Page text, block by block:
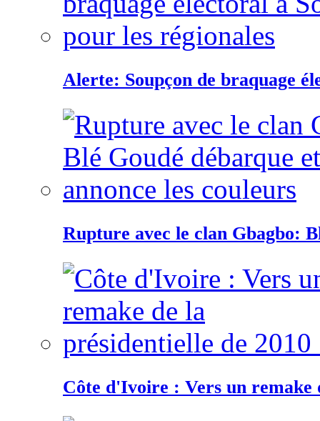
Alerte: Soupçon de braquage
Rupture avec le clan Gbagbo:
Côte d'Ivoire : Vers un remake